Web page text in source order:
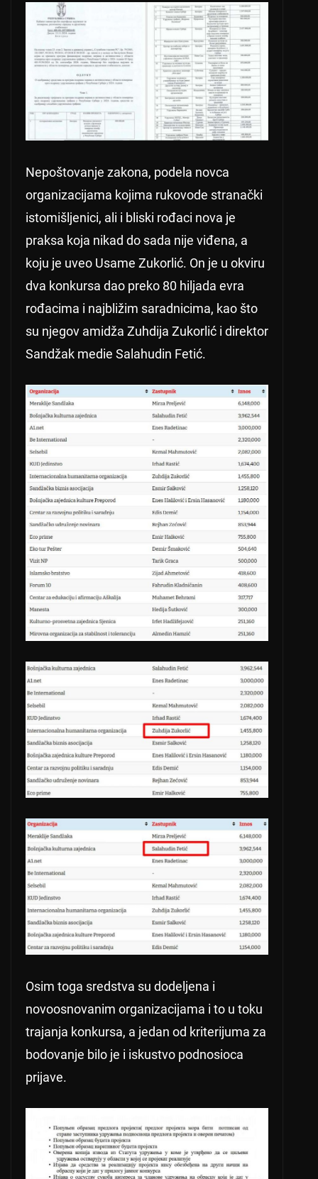
Nepoštovanje zakona, podela novca
organizacijama kojima rukovode stranački
istomišljenici, ali i bliski rođaci nova je
praksa koja nikad do sada nije viđena, a
koju je uveo Usame Zukorlić. On je u okviru
dva konkursa dao preko 80 hiljada evra
rođacima i najbližim saradnicima, kao što
su njegov amidža Zuhdija Zukorlić i direktor
Sandžak medie Salahudin Fetić.
Osim toga sredstva su dodeljena i
novoosnovanim organizacijama i to u toku
trajanja konkursa, a jedan od kriterijuma za
bodovanje bilo je i iskustvo podnosioca
prijave.